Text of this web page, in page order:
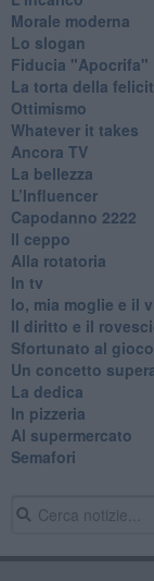
Morale moderna
Lo slogan
Fiducia "Apocrifa"
La torta della
Ottimismo
Whatever it takes
Ancora TV
La bellezza
L’Influencer
​Capodanno 2222
Il ceppo
Alla rotatoria
In tv
Io, mia moglie e il
Il diritto e il
Sfortunato al
Un concetto
La dedica
In pizzeria
Al supermercato
Semafori